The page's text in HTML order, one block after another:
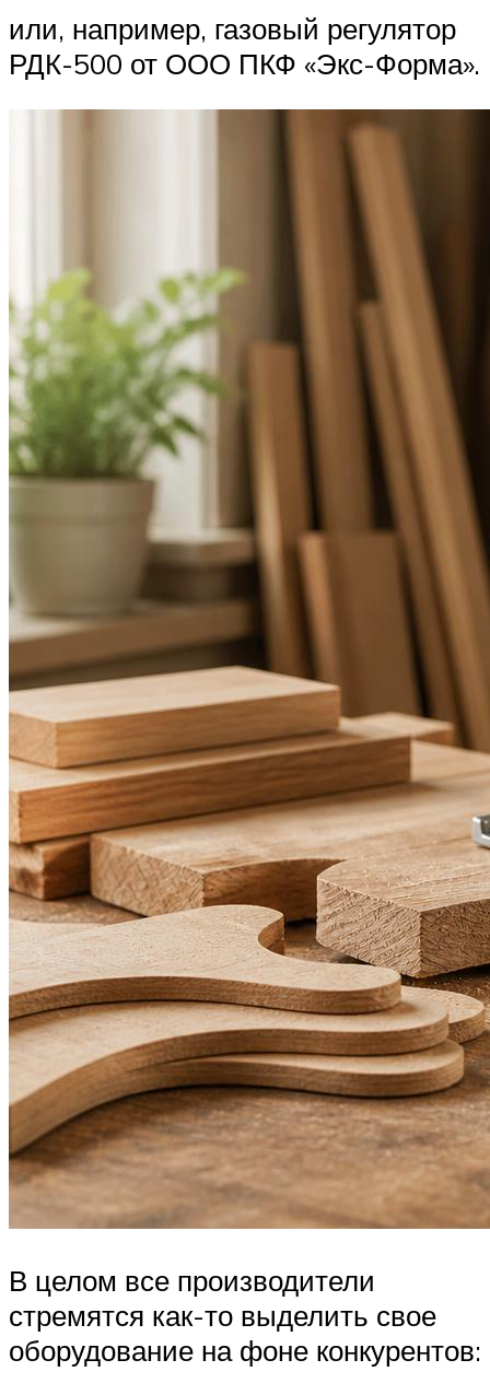
или, например, газовый регулятор
РДК-500 от ООО ПКФ «Экс-Форма».
В целом все производители
стремятся как-то выделить свое
оборудование на фоне конкурентов: